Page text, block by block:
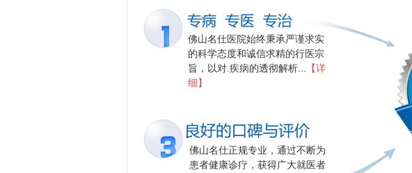
在就医过程中，费用透明度是患者关心
的问...
吗：深耕男科领
域，用心服务患
者
佛山名仕医院始终秉承严谨求实
的科学态度和诚信求精的行医宗
旨，以对.疾病的透彻解析...
【详
细】
佛山名仕正规专业，通过不断为
患者健康诊疗，获得广大就医者